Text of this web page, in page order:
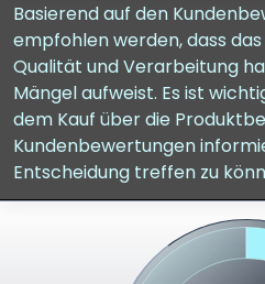
Basierend auf den
empfohlen werden, dass
Qualität und Verarbeitung
Mängel aufweist. Es ist
dem Kauf über die
Kundenbewertungen
Entscheidung treffen zu